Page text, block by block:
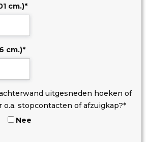
cm.)*
cm.)*
uitgesneden hoeken of
stopcontacten of afzuigkap?*
Nee